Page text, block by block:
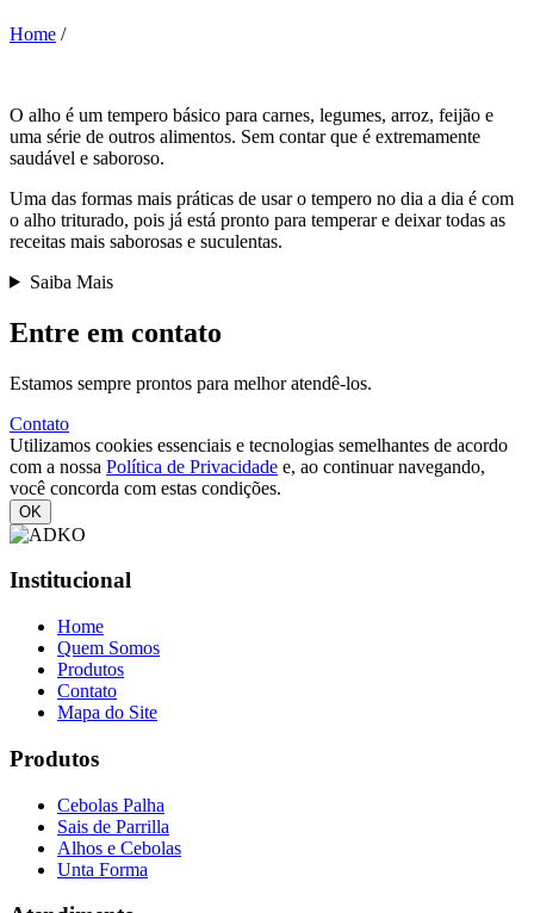
Home /
O alho é um tempero básico para carnes, legumes, arroz, feijão e
uma série de outros alimentos. Sem contar que é extremamente
saudável e saboroso.
Uma das formas mais práticas de usar o tempero no dia a dia é com
o alho triturado, pois já está pronto para temperar e deixar todas as
receitas mais saborosas e suculentas.
Saiba Mais
Entre em contato
Estamos sempre prontos para melhor atendê-los.
Contato
Utilizamos cookies essenciais e tecnologias semelhantes de acordo
com a nossa Política de Privacidade e, ao continuar navegando,
você concorda com estas condições.
OK
Institucional
Home
Quem Somos
Produtos
Contato
Mapa do Site
Produtos
Cebolas Palha
Sais de Parrilla
Alhos e Cebolas
Unta Forma